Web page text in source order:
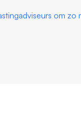
om zo